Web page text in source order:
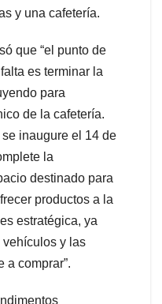
y una cafetería.
que “el punto de
es terminar la
para
de la cafetería.
inaugure el 14 de
la
destinado para
productos a la
estratégica, ya
y las
a comprar”.